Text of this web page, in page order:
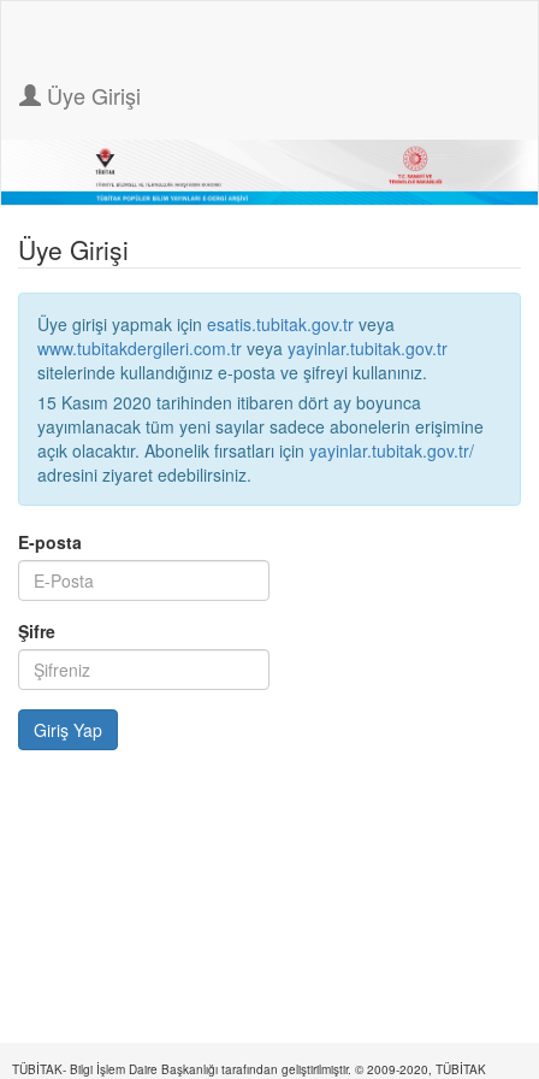
Üye Girişi
Üye Girişi
Üye girişi yapmak için esatis.tubitak.gov.tr veya
www.tubitakdergileri.com.tr veya yayinlar.tubitak.gov.tr
sitelerinde kullandığınız e-posta ve şifreyi kullanınız.
15 Kasım 2020 tarihinden itibaren dört ay boyunca
yayımlanacak tüm yeni sayılar sadece abonelerin erişimine
açık olacaktır. Abonelik fırsatları için yayinlar.tubitak.gov.tr/
adresini ziyaret edebilirsiniz.
E-posta
Şifre
TÜBİTAK- Bilgi İşlem Daire Başkanlığı tarafından geliştirilmiştir. © 2009-2020, TÜBİTAK